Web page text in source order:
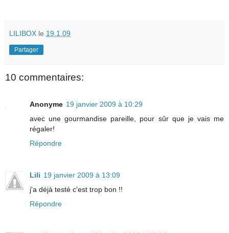
LILIBOX le 19.1.09
Partager
10 commentaires:
Anonyme 19 janvier 2009 à 10:29
avec une gourmandise pareille, pour sûr que je vais me
régaler!
Répondre
Lili 19 janvier 2009 à 13:09
j'a déjà testé c'est trop bon !!
Répondre